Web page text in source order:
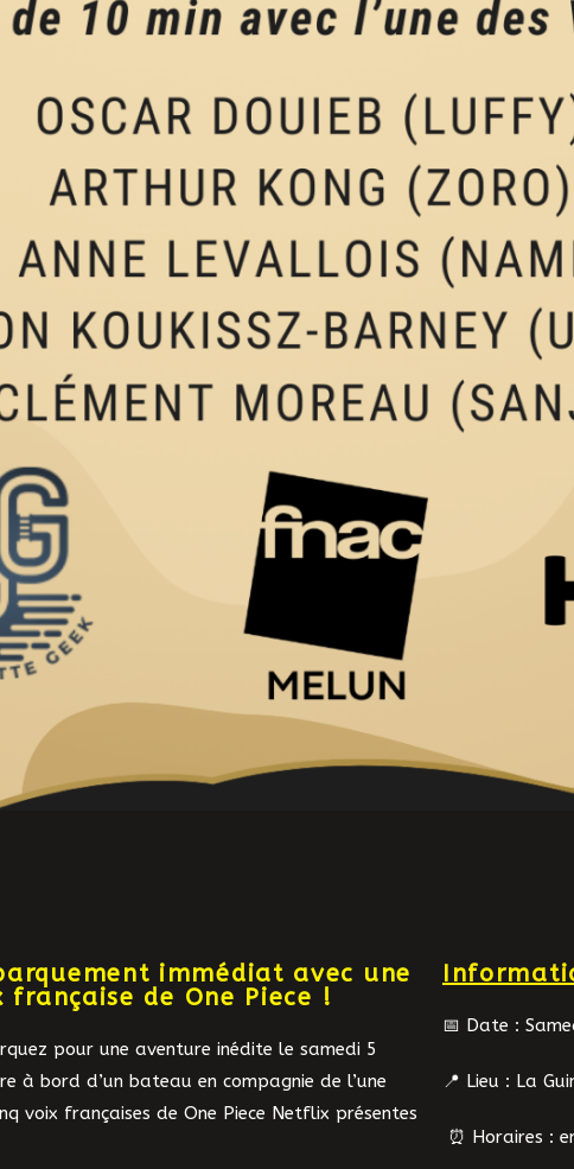
immédiat avec une
française de One Piece !
pour une aventure inédite le samedi 5
à bord d’un bateau en compagnie de l’une
voix françaises de One Piece Netflix présentes
📅 Date :
📍 Lieu : La
⏰ Horaires :